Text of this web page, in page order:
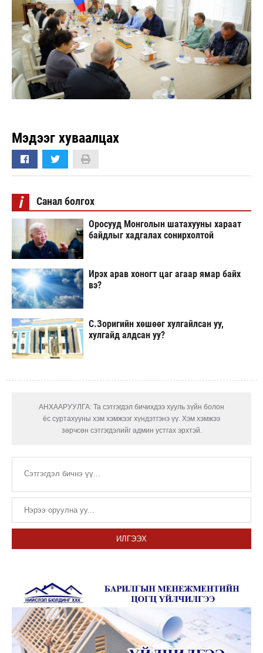
Мэдээг хуваалцах
i Санал болгох
Оросууд Монголын шатахууны хараат
байдлыг хадгалах сонирхолтой
Ирэх арав хоногт цаг агаар ямар байх
вэ?
С.Зоригийн хөшөөг хулгайлсан уу,
хулгайд алдсан уу?
АНХААРУУЛГА: Та сэтгэгдэл бичихдээ хууль зүйн болон
ёс суртахууны хэм хэмжээг хүндэтгэнэ үү. Хэм хэмжээ
зөрчсөн сэтгэгдэлийг админ устгах эрхтэй.
ИЛГЭЭХ